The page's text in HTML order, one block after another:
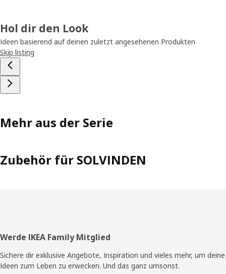
Hol dir den Look
Ideen basierend auf deinen zuletzt angesehenen Produkten
Skip listing
Mehr aus der Serie
Zubehör für SOLVINDEN
Fusszeile
Werde IKEA Family Mitglied
Sichere dir exklusive Angebote, Inspiration und vieles mehr, um deine
Ideen zum Leben zu erwecken. Und das ganz umsonst.